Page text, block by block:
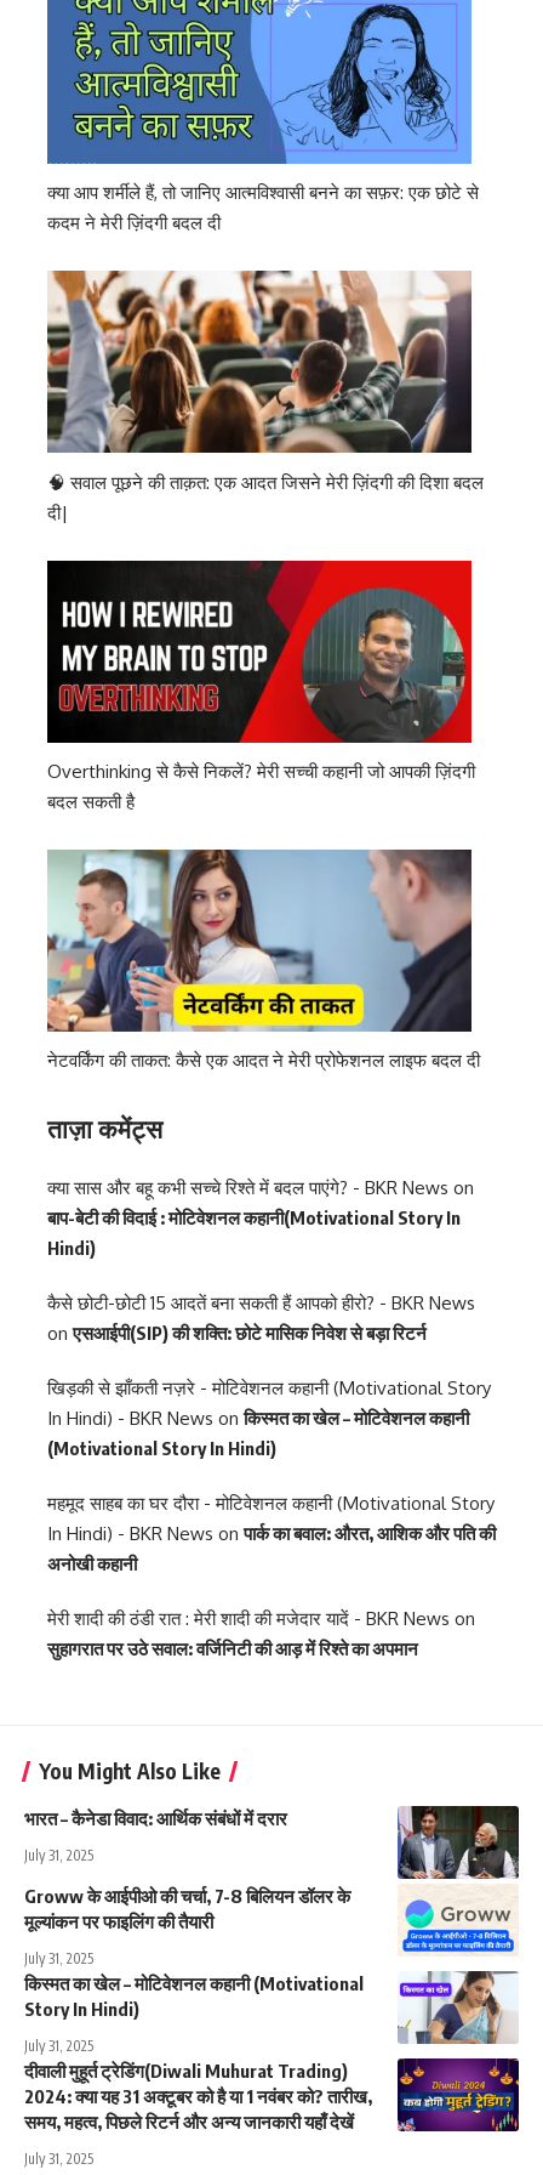
क्या आप शर्मीले हैं, तो जानिए आत्मविश्वासी बनने का सफ़र: एक छोटे से
कदम ने मेरी ज़िंदगी बदल दी
🧠 सवाल पूछने की ताक़त: एक आदत जिसने मेरी ज़िंदगी की दिशा बदल
दी|
Overthinking से कैसे निकलें? मेरी सच्ची कहानी जो आपकी ज़िंदगी
बदल सकती है
नेटवर्किंग की ताकत: कैसे एक आदत ने मेरी प्रोफेशनल लाइफ बदल दी
ताज़ा कमेंट्स
क्या सास और बहू कभी सच्चे रिश्ते में बदल पाएंगे? - BKR News on
बाप-बेटी की विदाई : मोटिवेशनल कहानी(Motivational Story In
Hindi)
कैसे छोटी-छोटी 15 आदतें बना सकती हैं आपको हीरो? - BKR News
onएसआईपी(SIP) की शक्ति: छोटे मासिक निवेश से बड़ा रिटर्न
खिड़की से झाँकती नज़रे - मोटिवेशनल कहानी (Motivational Story
In Hindi) - BKR News onकिस्मत का खेल – मोटिवेशनल कहानी
(Motivational Story In Hindi)
महमूद साहब का घर दौरा - मोटिवेशनल कहानी (Motivational Story
In Hindi) - BKR News onपार्क का बवाल: औरत, आशिक और पति की
अनोखी कहानी
मेरी शादी की ठंडी रात : मेरी शादी की मजेदार यादें - BKR News on
सुहागरात पर उठे सवाल: वर्जिनिटी की आड़ में रिश्ते का अपमान
You Might Also Like
भारत – कैनेडा विवाद: आर्थिक संबंधों में दरार
July 31, 2025
Groww के आईपीओ की चर्चा, 7-8 बिलियन डॉलर के
मूल्यांकन पर फाइलिंग की तैयारी
July 31, 2025
किस्मत का खेल – मोटिवेशनल कहानी (Motivational
Story In Hindi)
July 31, 2025
दीवाली मुहूर्त ट्रेडिंग(Diwali Muhurat Trading)
2024: क्या यह 31 अक्टूबर को है या 1 नवंबर को? तारीख,
समय, महत्व, पिछले रिटर्न और अन्य जानकारी यहाँ देखें
July 31, 2025